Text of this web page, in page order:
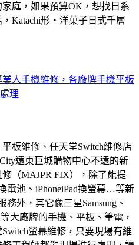
庭，如果預算OK，想找日系
Katachi形‧洋菓子日式千層
業人手機維修，各廠牌手機平板
理
板維修、任天堂Switch維修店
遠東巨城購物中心不遠的新
（MAJPR FIX），除了能提
電池、iPhoneiPad換螢幕…等新
務外，其它像三星Samsung、
大廠牌的手機、平板、筆電，
螢幕維修，只要現場有維